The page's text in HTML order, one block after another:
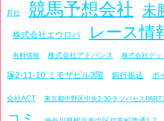
昇社 競馬予想会社 未
株式会社エウロパ レース情
有料情報 株式会社アドバンス 株式会社グッ
塚2-11-10 ミモザビル3階 銀行振込 ポ
会社ACT 東京都中野区中央2-30-9 ツバセス